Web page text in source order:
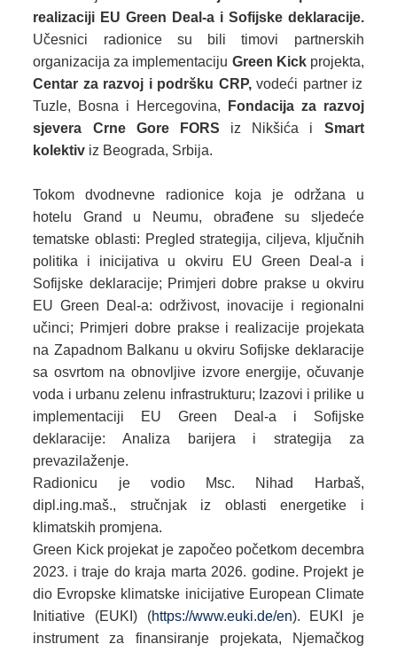
realizaciji EU Green Deal-a i Sofijske deklaracije.
Učesnici radionice su bili timovi partnerskih
organizacija za implementaciju Green Kickprojekta,
Centar za razvoj i podršku CRP,vodeći partner iz
Tuzle, Bosna i Hercegovina,
Fondacija za razvoj
sjevera Crne Gore FORS iz Nikšića i Smart
kolektiv iz Beograda, Srbija.
Tokom dvodnevne radionice koja je održana u
hotelu Grand u Neumu, obrađene su sljedeće
tematske oblasti: Pregled strategija, ciljeva, ključnih
politika i inicijativa u okviru EU Green Deal-a i
Sofijske deklaracije; Primjeri dobre prakse u okviru
EU Green Deal-a: održivost, inovacije i regionalni
učinci; Primjeri dobre prakse i realizacije projekata
na Zapadnom Balkanu u okviru Sofijske deklaracije
sa osvrtom na obnovljive izvore energije, očuvanje
voda i urbanu zelenu infrastrukturu; Izazovi i prilike u
implementaciji EU Green Deal-a i Sofijske
deklaracije: Analiza barijera i strategija za
prevazilaženje.
Radionicu je vodio Msc. Nihad Harbaš,
dipl.ing.maš., stručnjak iz oblasti energetike i
klimatskih promjena.
Green Kick projekat je započeo početkom decembra
2023. i traje do kraja marta 2026. godine. Projekt je
dio Evropske klimatske inicijative European Climate
Initiative (EUKI)(https://www.euki.de/en). EUKI je
instrument za finansiranje projekata, Njemačkog